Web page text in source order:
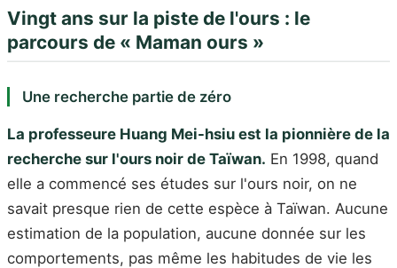
Vingt ans sur la piste de l'ours : le
parcours de « Maman ours »
Une recherche partie de zéro
La professeure Huang Mei-hsiu est la pionnière de la
recherche sur l'ours noir de Taïwan. En 1998, quand
elle a commencé ses études sur l'ours noir, on ne
savait presque rien de cette espèce à Taïwan. Aucune
estimation de la population, aucune donnée sur les
comportements, pas même les habitudes de vie les